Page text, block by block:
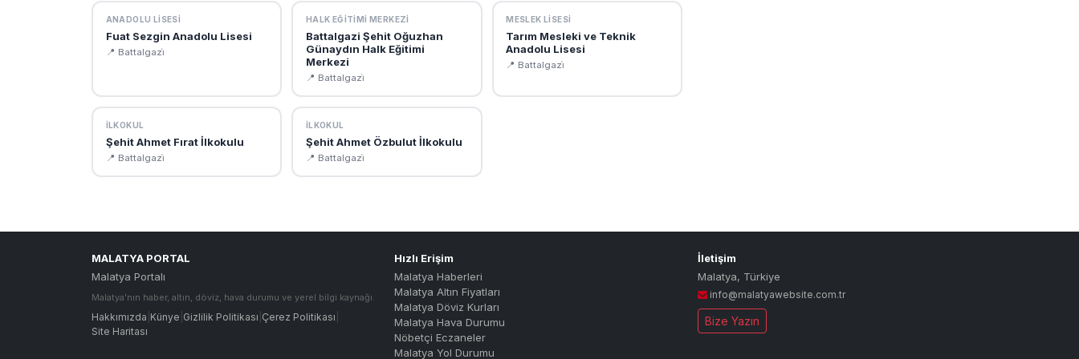
ANADOLU LISESI
Fuat Sezgin Anadolu Lisesi
📍 Battalgazi̇
HALK EĞITIMI MERKEZI
Battalgazi Şehit Oğuzhan
Günaydın Halk Eğitimi
Merkezi
📍 Battalgazi̇
MESLEK LISESI
Tarım Mesleki ve Teknik
Anadolu Lisesi
📍 Battalgazi̇
İLKOKUL
Şehit Ahmet Fırat İlkokulu
📍 Battalgazi̇
İLKOKUL
Şehit Ahmet Özbulut İlkokulu
📍 Battalgazi̇
MALATYA PORTAL
Malatya Portalı
Malatya'nın haber, altın, döviz, hava durumu ve yerel bilgi kaynağı.
Hakkımızda Künye Gizlilik Politikası Çerez Politikası
Site Haritası
Hızlı Erişim
Malatya Haberleri
Malatya Altın Fiyatları
Malatya Döviz Kurları
Malatya Hava Durumu
Nöbetçi Eczaneler
Malatya Yol Durumu
İletişim
Malatya, Türkiye
info@malatyawebsite.com.tr
Bize Yazın